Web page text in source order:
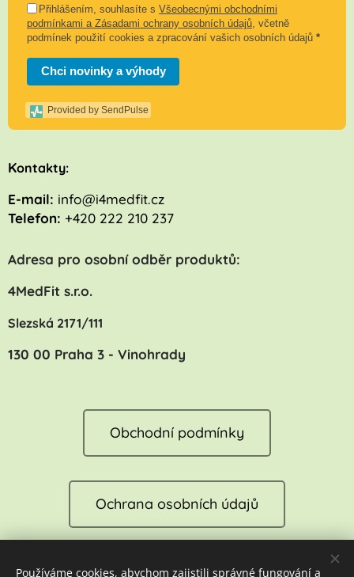
Přihlášením, souhlasíte s Všeobecnými obchodními
podmínkami a Zásadami ochrany osobních údajů, včetně
podmínek použití cookies a zpracování vašich osobních údajů *
Chci novinky a výhody
Provided by SendPulse
Kontakty:
E-mail: info@i4medfit.cz
Telefon: +420 222 210 237
Adresa pro osobní odběr produktů:
4MedFit s.r.o.
Slezská 2171/111
130 00 Praha 3 - Vinohrady
Obchodní podmínky
Ochrana osobních údajů
Používáme cookies, abychom zajistili správné fungování a